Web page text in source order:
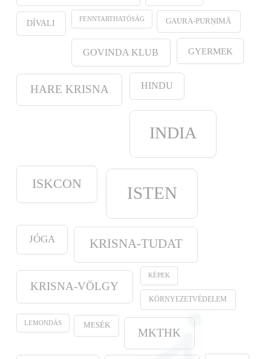
DÍVALI FENNTARTHATÓSÁG GAURA-PURṆIMĀ
GOVINDA KLUB GYERMEK
HARE KRISNA HINDU
INDIA
ISKCON ISTEN
JÓGA KRISNA-TUDAT
KRISNA-VÖLGY
KÉPEK
KÖRNYEZETVÉDELEM
LEMONDÁS MESÉK
MKTHK